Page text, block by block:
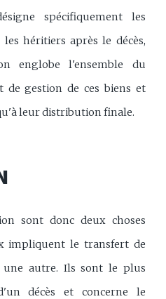
spécifiquement les
héritiers après le décès,
englobe l'ensemble du
de gestion de ces biens et
leur distribution finale.
sont donc deux choses
impliquent le transfert de
une autre. Ils sont le plus
décès et concerne le